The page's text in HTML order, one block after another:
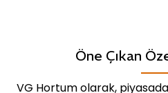
Öne Çıkan
VG Hortum olarak,